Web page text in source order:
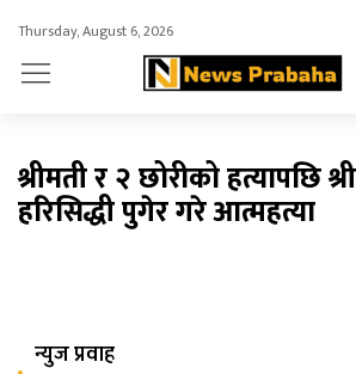
Thursday, August 6, 2026
श्रीमती र २ छोरीको हत्यापछि
हरिसिद्धी पुगेर गरे आत्महत्या
न्युज प्रवाह